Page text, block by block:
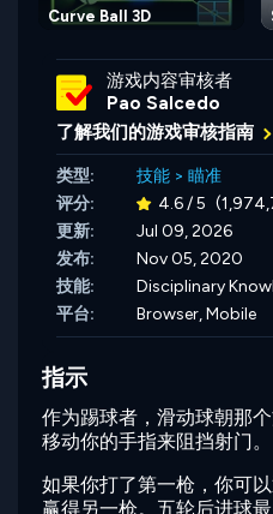
Curve Ball 3D
游戏内容审核者
Pao Salcedo
了解我们的游戏审核指南
类型: 技能 > 瞄准
评分:
4.6 / 5
更新:
Jul 09, 2026
发布:
Nov 05, 2020
技能:
Disciplinary
平台:
Browser, Mobile
指示
作为踢球者，滑动球朝那
移动你的手指来阻挡射门。
如果你打了第一枪，你可
赢得另一枪。五轮后进球